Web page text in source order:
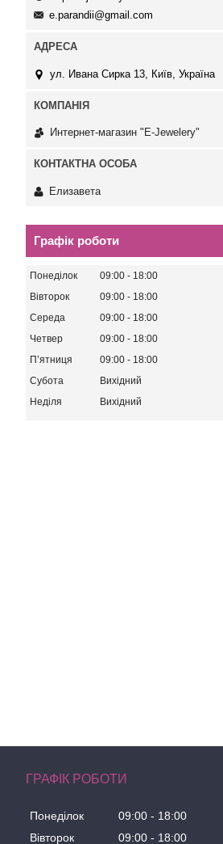
e.parandii@gmail.com
ул. Ивана Сирка 13, Київ, Україна
Интернет-магазин "E-Jewelery"
Елизавета
Графік роботи
Понеділок 09:00
18:00
Вівторок
09:00
18:00
Середа
09:00
18:00
Четвер
09:00
18:00
Пʼятниця
09:00
18:00
Субота
Вихідний
Неділя
Вихідний
ГРАФІК РОБОТИ
Понеділок 09:00
18:00
Вівторок
09:00 18:00